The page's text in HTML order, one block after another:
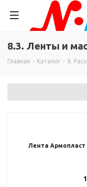
8.3. Ленты и
Главная - Каталог - 8.
Лента Армопласт